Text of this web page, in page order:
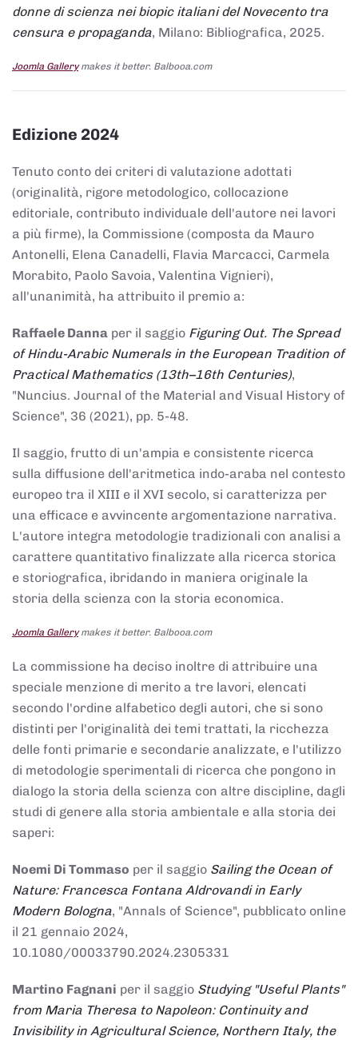
donne di scienza nei biopic italiani del Novecento tra
censura e propaganda, Milano: Bibliografica, 2025.
Joomla Gallerymakes it better. Balbooa.com
Edizione 2024
Tenuto conto dei criteri di valutazione adottati
(originalità, rigore metodologico, collocazione
editoriale, contributo individuale dell'autore nei lavori
a più firme), la Commissione (composta da Mauro
Antonelli, Elena Canadelli, Flavia Marcacci, Carmela
Morabito, Paolo Savoia, Valentina Vignieri),
all'unanimità, ha attribuito il premio a:
Raffaele Danna per il saggio Figuring Out. The Spread
of Hindu-Arabic Numerals in the European Tradition of
Practical Mathematics (13th–16th Centuries),
"Nuncius. Journal of the Material and Visual History of
Science", 36 (2021), pp. 5-48.
Il saggio, frutto di un'ampia e consistente ricerca
sulla diffusione dell'aritmetica indo-araba nel contesto
europeo tra il XIII e il XVI secolo, si caratterizza per
una efficace e avvincente argomentazione narrativa.
L'autore integra metodologie tradizionali con analisi a
carattere quantitativo finalizzate alla ricerca storica
e storiografica, ibridando in maniera originale la
storia della scienza con la storia economica.
Joomla Gallerymakes it better. Balbooa.com
La commissione ha deciso inoltre di attribuire una
speciale menzione di merito a tre lavori, elencati
secondo l'ordine alfabetico degli autori, che si sono
distinti per l'originalità dei temi trattati, la ricchezza
delle fonti primarie e secondarie analizzate, e l'utilizzo
di metodologie sperimentali di ricerca che pongono in
dialogo la storia della scienza con altre discipline, dagli
studi di genere alla storia ambientale e alla storia dei
saperi:
Noemi Di Tommaso per il saggio Sailing the Ocean of
Nature: Francesca Fontana Aldrovandi in Early
Modern Bologna, "Annals of Science", pubblicato online
il 21 gennaio 2024,
10.1080/00033790.2024.2305331
Martino Fagnani per il saggio Studying "Useful Plants"
from Maria Theresa to Napoleon: Continuity and
Invisibility in Agricultural Science, Northern Italy, the